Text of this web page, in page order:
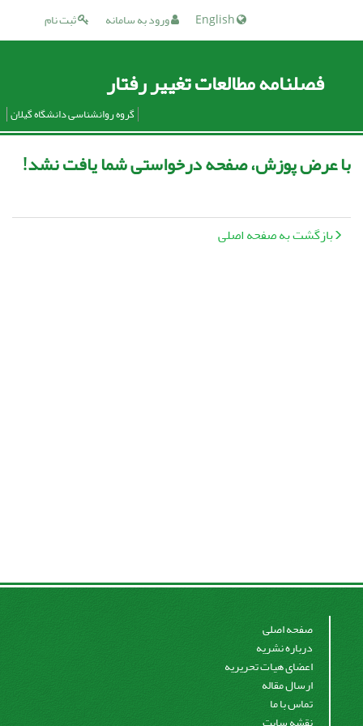
ثبت نام ورود به سامانه
فصلنامه مطالعات تغییر رفتار
گروه روانشناسی دانشگاه گیلان
با عرض پوزش، صفحه درخواستی شما یافت نشد!
بازگشت به صفحه اصلی
صفحه اصلی
درباره نشریه
اعضای هیات تحریریه
ارسال مقاله
تماس با ما